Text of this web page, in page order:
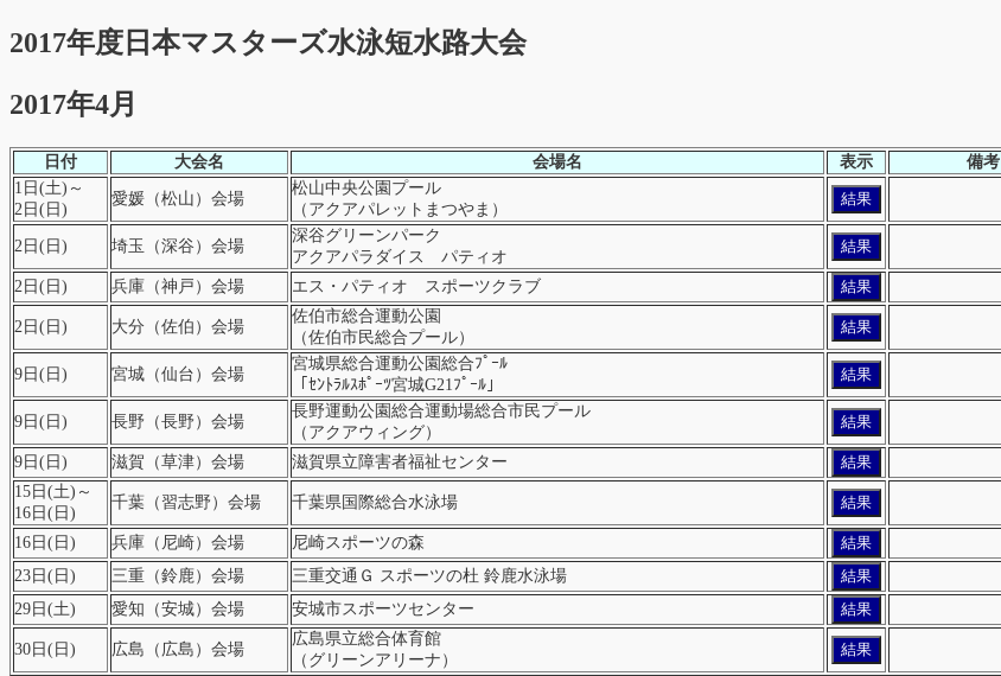
2017年度日本マスターズ水泳短水路大会
2017年4月
日付 大会名 会場名 表示
備考
1日(土)～
2日(日)
愛媛（松山）会場
松山中央公園プール
（アクアパレットまつやま）
結果
2日(日) 埼玉（深谷）会場
深谷グリーンパーク
アクアパラダイス パティオ
結果
2日(日) 兵庫（神戸）会場 エス・パティオ スポーツクラブ 結果
2日(日) 大分（佐伯）会場
佐伯市総合運動公園
（佐伯市民総合プール）
結果
9日(日) 宮城（仙台）会場
宮城県総合運動公園総合ﾌﾟｰﾙ
「ｾﾝﾄﾗﾙｽﾎﾟｰﾂ宮城G21ﾌﾟｰﾙ」
結果
9日(日) 長野（長野）会場
長野運動公園総合運動場総合市民プール
（アクアウィング）
結果
9日(日) 滋賀（草津）会場 滋賀県立障害者福祉センター
結果
15日(土)～
16日(日)
千葉（習志野）会場 千葉県国際総合水泳場 結果
16日(日) 兵庫（尼崎）会場 尼崎スポーツの森
結果
23日(日)
三重（鈴鹿）会場 三重交通Ｇ スポーツの杜 鈴鹿水泳場
結果
29日(土)
愛知（安城）会場 安城市スポーツセンター 結果
30日(日) 広島（広島）会場
広島県立総合体育館
（グリーンアリーナ）
結果